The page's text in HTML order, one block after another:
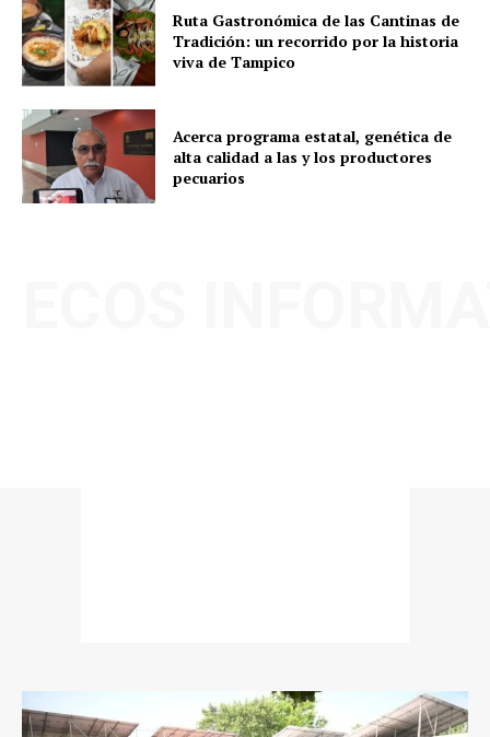
Ruta Gastronómica de las Cantinas de
Tradición: un recorrido por la historia
viva de Tampico
Acerca programa estatal, genética de
alta calidad a las y los productores
pecuarios